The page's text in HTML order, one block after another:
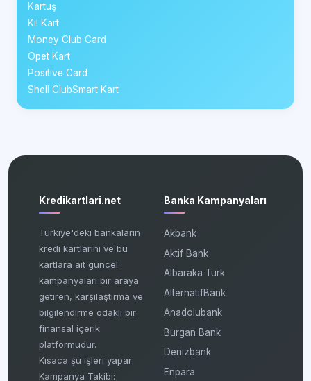
Kartuş
Ki! Kart
Money Club Card
Opet Kart
Positive Card
Shell ClubSmart Kart
Kredikartlari.net
Türkiye'deki bankaların
kredi kartlarını ve bu
kartlara ait güncel
kampanyaları bir araya
getiren, karşılaştırma ve
bilgilendirme odaklı bir
finansal içerik
platformudur.
Kısaca şu işleri yapar:
Kampanya Takibi:
Banka Kampanyaları
Akbank
Aktif Bank
Albaraka Türk
AlternatifBank
Anadolubank
Burgan Bank
Denizbank
Enpara